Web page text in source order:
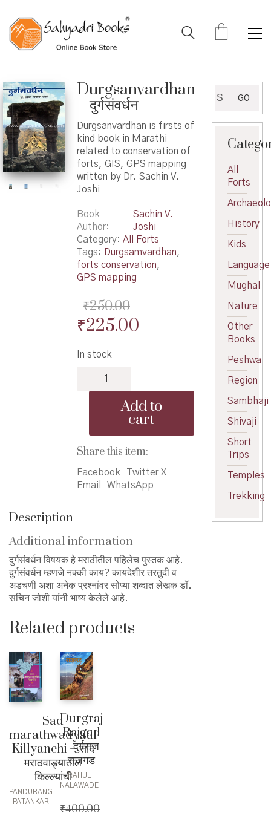
Durgsanvardhan
– दुर्गसंवर्धन
Durgsanvardhan is firsts of
kind book in Marathi
related to conservation of
forts, GIS, GPS mapping
written by Dr. Sachin V.
Joshi
Book
Author
Sachin V.
Joshi
Category: All Forts
Tags: Durgsamvardhan,
forts conservation,
GPS mapping
₹250.00
Original
was:
₹250.00.
₹225.00Current
In stock
Add to
cart
Share this item:
Facebook
Twitter X
Email
WhatsApp
Description
Additional information
दुर्गसंवर्धन विषयक हे मराठीतील पहिलेच पुस्तक आहे.
दुर्गसंवर्धन म्हणजे नक्की काय? कायदेशीर तरतुदी व
अडचणी अशा अनेक प्रश्नांवर सोप्या शब्दात लेखक डॉ.
सचिन जोशी यांनी भाष्य केलेले आहे.
Related products
Sad
marathwadyatil
Killyanchi – साद
मराठवाड्यातील
किल्ल्यांची
PANDURANG
PATANKAR
Durgraj
Rajgad
– दुर्गराज
राजगड
RAHUL
NALAWADE
₹400.00
for:
GO
All
Forts
History
Kids
Language
Mughal
Nature
Other
Books
Peshwa
Region
Sambhaji
Shivaji
Short
Trips
Temples
Trekking